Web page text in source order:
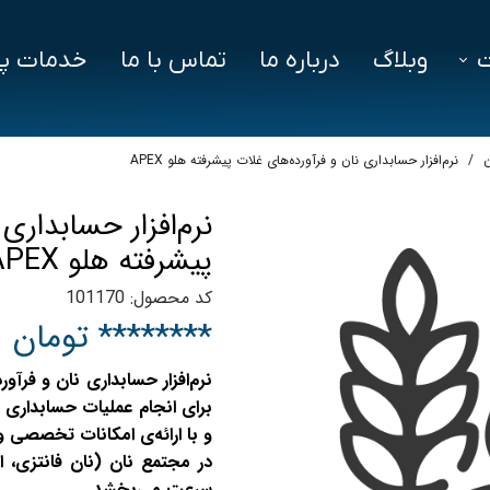
ویژن
وبلاگ درباره ما تماس با ما
خدمات
نرم‌افزار حسابداری نان و فرآورده‌های غلات پیشرفته هلو APEX
نرم‌افزار
پیشرفته هلو APEX
کد محصول: 101170
******** تومان
برای انجام عملیات
و با ارائه‌ی امکانات
در مجتمع نان (نان